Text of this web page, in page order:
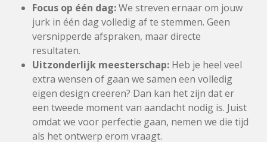
Focus op één dag:We streven ernaar om jouw
jurk in één dag volledig af te stemmen. Geen
versnipperde afspraken, maar directe
resultaten.
Uitzonderlijk meesterschap: Heb je heel veel
extra wensen of gaan we samen een volledig
eigen design creëren? Dan kan het zijn dat er
een tweede moment van aandacht nodig is. Juist
omdat we voor perfectie gaan, nemen we die tijd
als het ontwerp erom vraagt.